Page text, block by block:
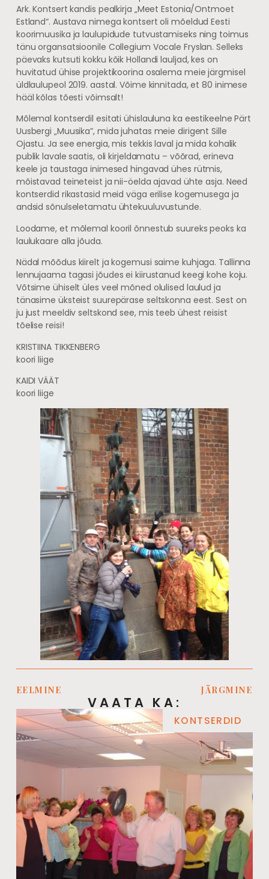
Ark. Kontsert kandis pealkirja „Meet Estonia/Ontmoet
Estland“. Austava nimega kontsert oli mõeldud Eesti
koorimuusika ja laulupidude tutvustamiseks ning toimus
tänu organsatsioonile Collegium Vocale Fryslan. Selleks
päevaks kutsuti kokku kõik Hollandi lauljad, kes on
huvitatud ühise projektikoorina osalema meie järgmisel
üldlaulupeol 2019. aastal. Võime kinnitada, et 80 inimese
hääl kõlas tõesti võimsalt!
Mõlemal kontserdil esitati ühislauluna ka eestikeelne Pärt
Uusbergi „Muusika”, mida juhatas meie dirigent Sille
Ojastu. Ja see energia, mis tekkis laval ja mida kohalik
publik lavale saatis, oli kirjeldamatu – võõrad, erineva
keele ja taustaga inimesed hingavad ühes rütmis,
mõistavad teineteist ja nii-öelda ajavad ühte asja. Need
kontserdid rikastasid meid väga erilise kogemusega ja
andsid sõnulseletamatu ühtekuuluvustunde.
Loodame, et mõlemal kooril õnnestub suureks peoks ka
laulukaare alla jõuda.
Nädal mõõdus kiirelt ja kogemusi saime kuhjaga. Tallinna
lennujaama tagasi jõudes ei kiirustanud keegi kohe koju.
Võtsime ühiselt üles veel mõned olulised laulud ja
tänasime üksteist suurepärase seltskonna eest. Sest on
ju just meeldiv seltskond see, mis teeb ühest reisist
tõelise reisi!
KRISTIINA TIKKENBERG
koori liige
KAIDI VÄÄT
koori liige
EELMINE JÄRGMINE
VAATA KA:
KONTSERDID